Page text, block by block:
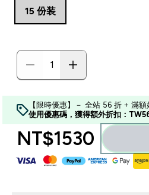
15 份装
【限時優惠】－ 全站 56 折 + 滿
使用優惠碼，獲得額外折扣：
NT$1530‎